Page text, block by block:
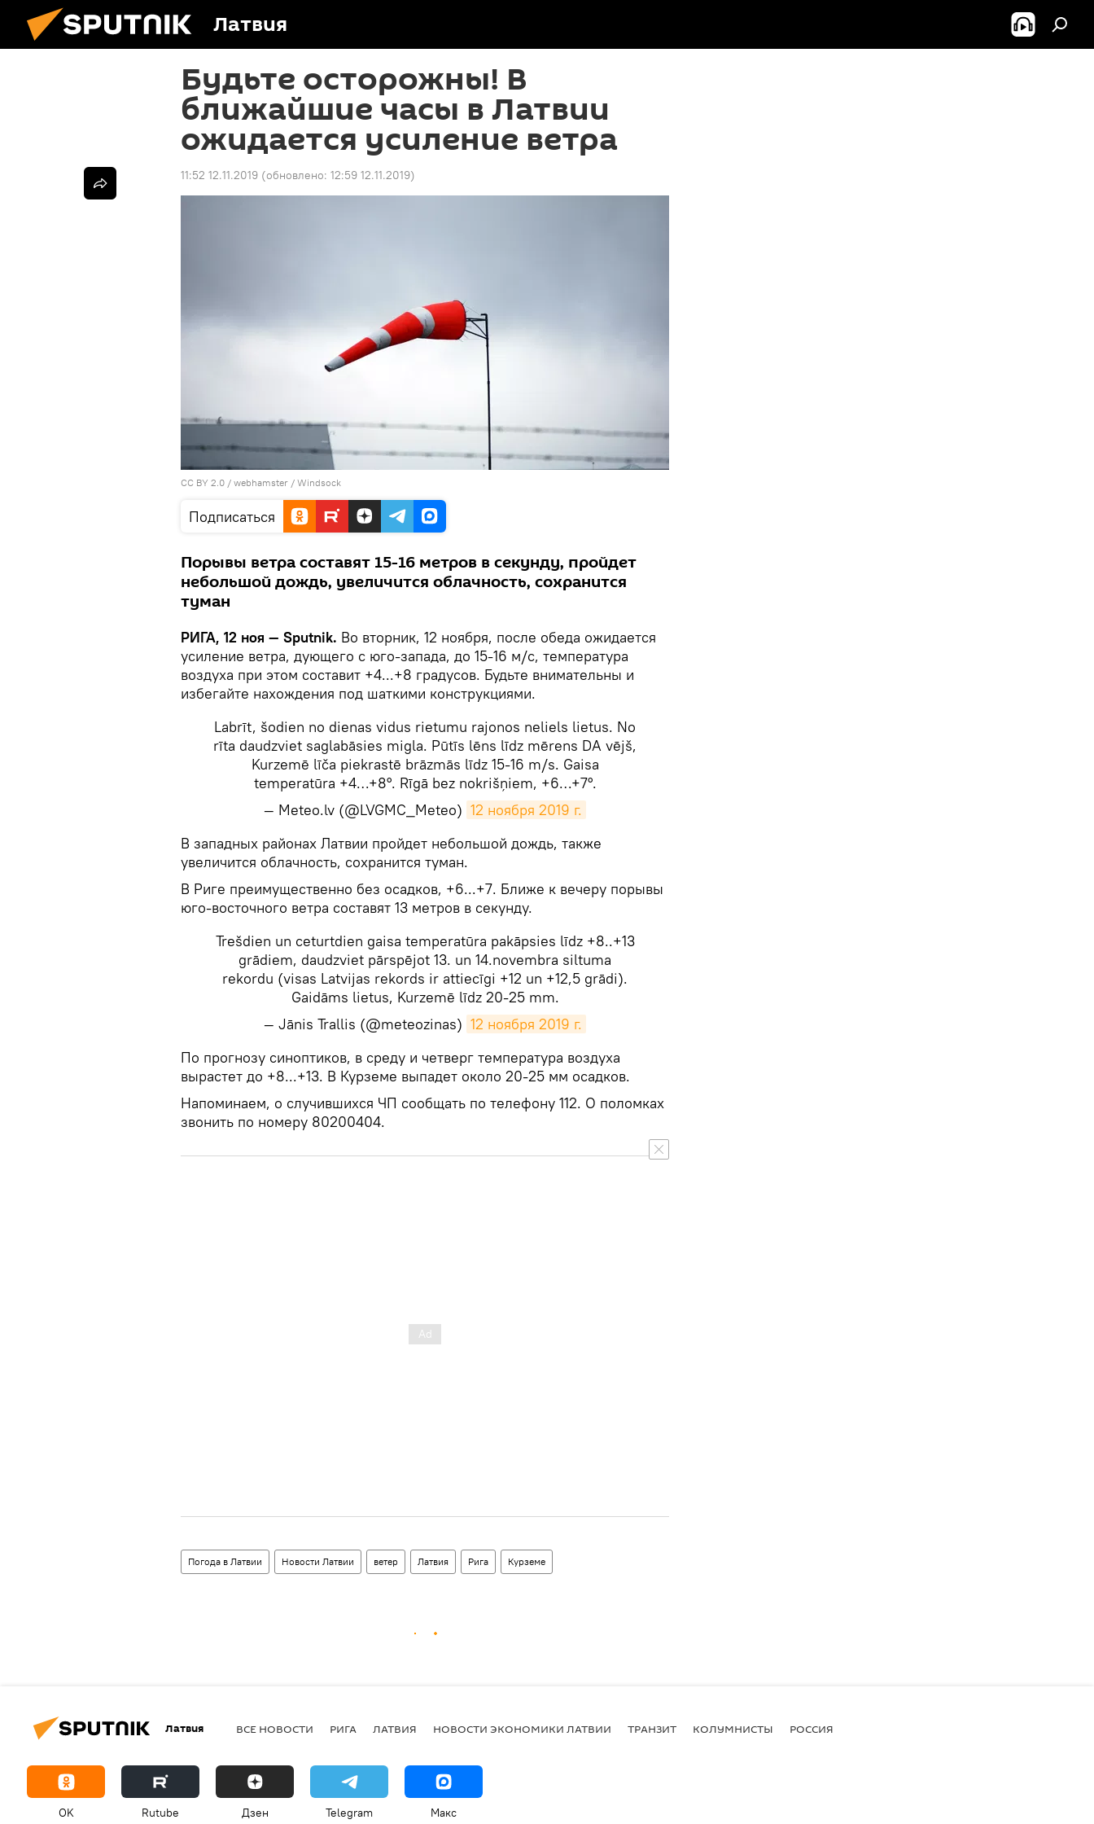
Латвия
Будьте осторожны! В
ближайшие часы в Латвии
ожидается усиление ветра
11:52 12.11.2019 (обновлено: 12:59 12.11.2019)
CC BY 2.0 / webhamster / Windsock
Подписаться
Порывы ветра составят 15-16 метров в секунду, пройдет
небольшой дождь, увеличится облачность, сохранится
туман
РИГА, 12 ноя — Sputnik. Во вторник, 12 ноября, после обеда ожидается
усиление ветра, дующего с юго-запада, до 15-16 м/с, температура
воздуха при этом составит +4...+8 градусов. Будьте внимательны и
избегайте нахождения под шаткими конструкциями.
Labrīt, šodien no dienas vidus rietumu rajonos neliels lietus. No
rīta daudzviet saglabāsies migla. Pūtīs lēns līdz mērens DA vējš,
Kurzemē līča piekrastē brāzmās līdz 15-16 m/s. Gaisa
temperatūra +4…+8°. Rīgā bez nokrišņiem, +6…+7°.
— Meteo.lv (@LVGMC_Meteo) 12 ноября 2019 г.
В западных районах Латвии пройдет небольшой дождь, также
увеличится облачность, сохранится туман.
В Риге преимущественно без осадков, +6...+7. Ближе к вечеру порывы
юго-восточного ветра составят 13 метров в секунду.
Trešdien un ceturtdien gaisa temperatūra pakāpsies līdz +8..+13
grādiem, daudzviet pārspējot 13. un 14.novembra siltuma
rekordu (visas Latvijas rekords ir attiecīgi +12 un +12,5 grādi).
Gaidāms lietus, Kurzemē līdz 20-25 mm.
— Jānis Trallis (@meteozinas) 12 ноября 2019 г.
По прогнозу синоптиков, в среду и четверг температура воздуха
вырастет до +8...+13. В Курземе выпадет около 20-25 мм осадков.
Напоминаем, о случившихся ЧП сообщать по телефону 112. О поломках
звонить по номеру 80200404.
Погода в Латвии Новости Латвии ветер Латвия Рига Курземе
Латвия ВСЕ НОВОСТИ РИГА ЛАТВИЯ НОВОСТИ ЭКОНОМИКИ ЛАТВИИ ТРАНЗИТ КОЛУМНИСТЫ РОССИЯ
OK Rutube Дзен Telegram Макс